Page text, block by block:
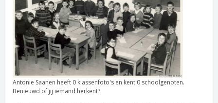
Antonie Saanen heeft 0 klassenfoto's en kent 0 schoolgenoten.
Benieuwd of jij iemand herkent?